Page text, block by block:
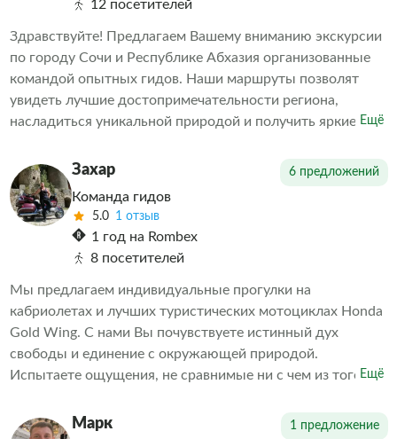
множество интересных фактов.
12 посетителей
Здравствуйте! Предлагаем Вашему вниманию экскурсии
по городу Сочи и Республике Абхазия организованные
командой опытных гидов. Наши маршруты позволят
увидеть лучшие достопримечательности региона,
насладиться уникальной природой и получить яркие
насыщенную программу мероприятий. Выбираете нас –
выбираете качественные услуги и приятные
воспоминания о поездке.
Ещё
Захар 6 предложений
Команда гидов
5.0 1 отзыв
1 год на Rombex
8 посетителей
Мы предлагаем индивидуальные прогулки на
кабриолетах и лучших туристических мотоциклах Honda
Gold Wing. С нами Вы почувствуете истинный дух
свободы и единение с окружающей природой.
Испытаете ощущения, не сравнимые ни с чем из того,Ещё
Марк 1 предложение